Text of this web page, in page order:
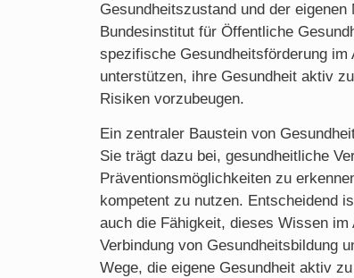
Gesundheitszustand und der
Bundesinstitut für Öffentliche
spezifische Gesundheitsförderung
unterstützen, ihre Gesundheit aktiv
Risiken vorzubeugen.
Ein zentraler Baustein von
Sie trägt dazu bei, gesundheitliche
Präventionsmöglichkeiten zu
kompetent zu nutzen. Entscheidend
auch die Fähigkeit, dieses Wissen
Verbindung von Gesundheitsbildung
Wege, die eigene Gesundheit aktiv